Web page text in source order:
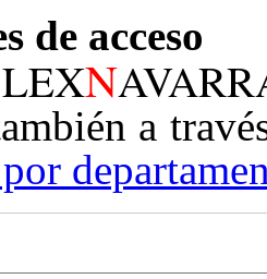
de acceso
LEXN
a